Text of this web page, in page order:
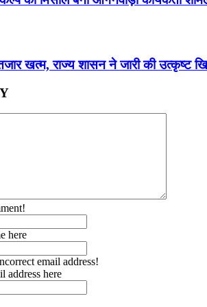
खत्म, राज्य शासन ने जारी की उत्कृष्ट
here
email address!
address here